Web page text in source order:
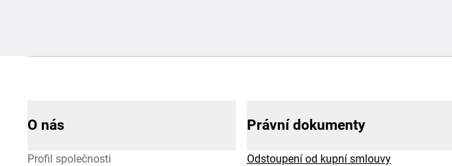
O nás
Profil společnosti
Právní dokumenty
Odstoupení od kupní smlouvy